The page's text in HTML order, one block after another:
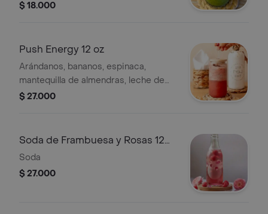
$ 18.000
Push Energy 12 oz
Arándanos, bananos, espinaca,
mantequilla de almendras, leche de
almendras, proteína de vainilla
$ 27.000
Soda de Frambuesa y Rosas 12
oz
Soda
$ 27.000